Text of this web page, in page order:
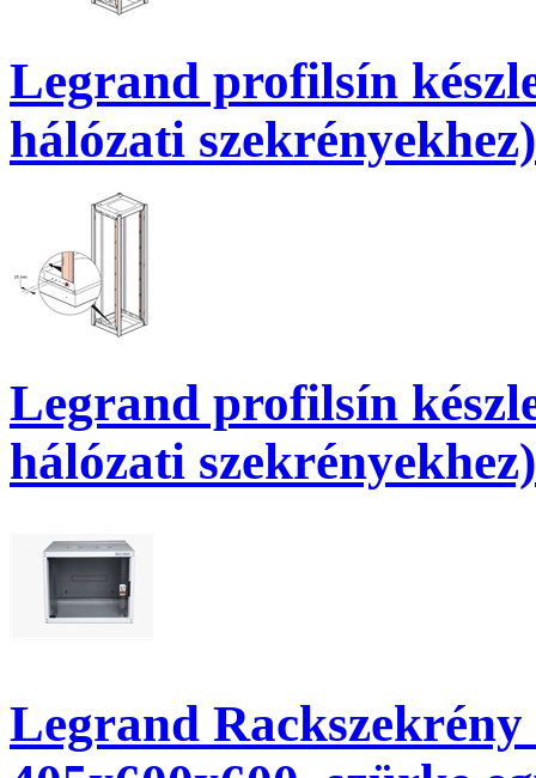
Legrand profilsín
hálózati szekrényekhez)
Legrand profilsín
hálózati szekrényekhez)
Legrand